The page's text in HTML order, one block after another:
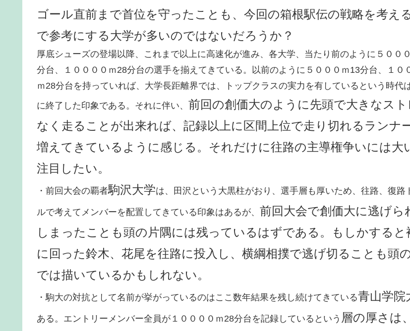
ゴール直前まで首位を守ったことも、今回の箱根駅伝の戦略を考え
で参考にする大学が多いのではないだろうか？
厚底シューズの登場以降、これまで以上に高速化が進み、各大学、当たり前のように５００
分台、１００００ｍ28分台の選手を揃えてきている。以前のように５０００ｍ13分台、１０
ｍ28分台を持っていれば、大学長距離界では、トップクラスの実力を有しているという時代
に終了した印象である。それに伴い、 前回の創価大のように先頭で大きなスト
なく走ることが出来れば、記録以上に区間上位で走り切れるランナ
増えてきているように感じる。それだけに往路の主導権争いには大
注目したい。
・前回大会の覇者駒沢大学は、田沢という大黒柱がおり、選手層も厚いため、往路、復路
ルで考えてメンバーを配置してきている印象はあるが、 前回大会で創価大に逃げら
しまったことも頭の片隅には残っているはずである。もしかすると
に回った鈴木、花尾を往路に投入し、横綱相撲で逃げ切ることも頭
では描いているかもしれない。
・駒大の対抗として名前が挙がっているのはここ数年結果を残し続けてきている青山学院
ある。エントリーメンバー全員が１００００ｍ28分台を記録しているという 層の厚さは